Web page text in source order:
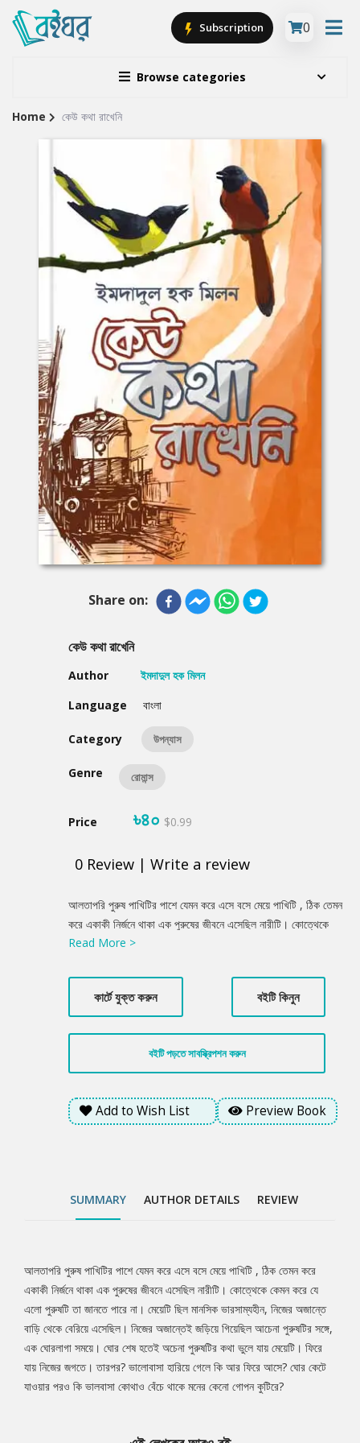
Browse categories
Subscription 0
Site
Home কেউ কথা রাখেনি
Share on:
কেউ কথা রাখেনি
Author
ইমদাদুল হক মিলন
Language
বাংলা
Category উপন্যাস
Genre রোমান্স
Price ৳৪০ $0.99
0 Review | Write a review
Product
Summery
আলতাপরি পুরুষ পাখিটির পাশে যেমন করে এসে বসে মেয়ে পাখিটি , ঠিক তেমন
করে একাকী নির্জনে থাকা এক পুরুষের জীবনে এসেছিল নারীটি। কোত্থেকে
কেমন করে যে এলো পুরুষটি তা জানতে পারে না। মেয়েটি ছিল মানসিক
জড়িয়ে গিয়েছিল আচেনা পুরুষটির সঙ্গে, এক ঘোরলাগা সময়ে। ঘোর শেষ হতেই
অচেনা পুরুষটির কথা ভুলে যায় মেয়েটি। ফিরে যায় নিজের জগতে। তারপর?
ভালোবাসা হারিয়ে গেলে কি আর ফিরে আসে? ঘোর কেটে যাওয়ার পরও কি
ভালবাসা কোথাও বেঁচে থাকে মনের কেনো গোপন কুটিরে?
Read More >
কার্টে যুক্ত করুন বইটি কিনুন
বইটি পড়তে সাবস্ক্রিপশন করুন
Add to Wish List Preview Book
SUMMARY AUTHOR DETAILS REVIEW
Tab
Article
আলতাপরি পুরুষ পাখিটির পাশে যেমন করে এসে বসে মেয়ে পাখিটি , ঠিক তেমন করে
একাকী নির্জনে থাকা এক পুরুষের জীবনে এসেছিল নারীটি। কোত্থেকে কেমন করে যে
এলো পুরুষটি তা জানতে পারে না। মেয়েটি ছিল মানসিক ভারসাম্যহীন, নিজের অজান্তে
বাড়ি থেকে বেরিয়ে এসেছিল। নিজের অজান্তেই জড়িয়ে গিয়েছিল আচেনা পুরুষটির সঙ্গে,
এক ঘোরলাগা সময়ে। ঘোর শেষ হতেই অচেনা পুরুষটির কথা ভুলে যায় মেয়েটি। ফিরে
যায় নিজের জগতে। তারপর? ভালোবাসা হারিয়ে গেলে কি আর ফিরে আসে? ঘোর কেটে
যাওয়ার পরও কি ভালবাসা কোথাও বেঁচে থাকে মনের কেনো গোপন কুটিরে?